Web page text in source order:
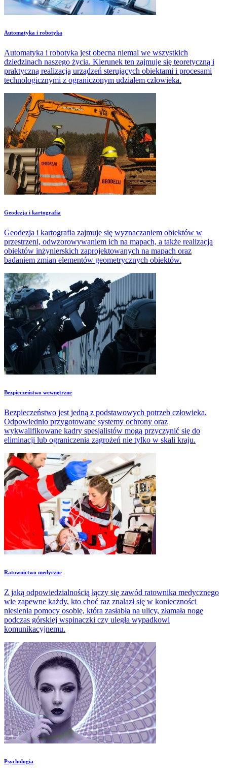
Automatyka i robotyka
Automatyka i robotyka jest obecna niemal we wszystkich
dziedzinach naszego życia. Kierunek ten zajmuje się teoretyczną i
praktyczną realizacją urządzeń sterujących obiektami i procesami
technologicznymi z ograniczonym udziałem człowieka.
Geodezja i kartografia
Geodezja i kartografia zajmuje się wyznaczaniem obiektów w
przestrzeni, odwzorowywaniem ich na mapach, a także realizacją
obiektów inżynierskich zaprojektowanych na mapach oraz
badaniem zmian elementów geometrycznych obiektów.
Bezpieczeństwo wewnętrzne
Bezpieczeństwo jest jedną z podstawowych potrzeb człowieka.
Odpowiednio przygotowane systemy ochrony oraz
wykwalifikowane kadry spesjalistów mogą przyczynić się do
eliminacji lub ograniczenia zagrożeń nie tylko w skali kraju.
Ratownictwo medyczne
Z jaką odpowiedzialnością łączy się zawód ratownika medycznego
wie zapewne każdy, kto choć raz znalazł się w konieczności
niesienia pomocy osobie, która zasłabła na ulicy, złamała nogę
podczas górskiej wspinaczki czy uległa wypadkowi
komunikacyjnemu.
Psychologia